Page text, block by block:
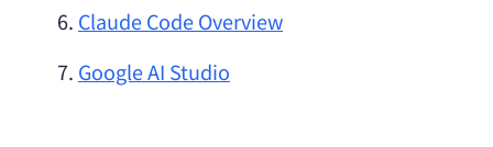
Claude Code Overview
Google AI Studio